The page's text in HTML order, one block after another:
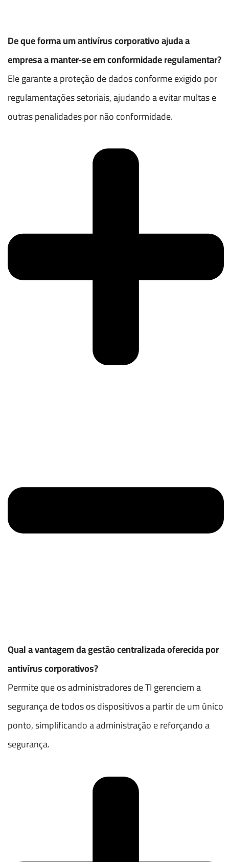
De que forma um antivírus corporativo ajuda a
empresa a manter-se em conformidade regulamentar?
Ele garante a proteção de dados conforme exigido por
regulamentações setoriais, ajudando a evitar multas e
outras penalidades por não conformidade.
Qual a vantagem da gestão centralizada oferecida por
antivírus corporativos?
Permite que os administradores de TI gerenciem a
segurança de todos os dispositivos a partir de um único
ponto, simplificando a administração e reforçando a
segurança.